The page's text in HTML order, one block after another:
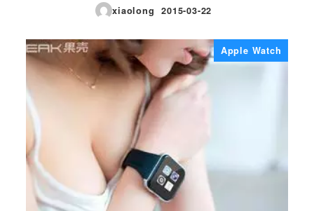
xiaolong
投稿日
2015-03-22
Apple Watch